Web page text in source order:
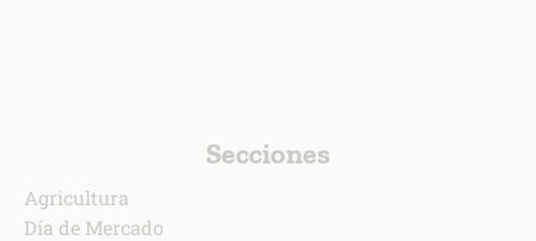
Secciones
Agricultura
Día de Mercado